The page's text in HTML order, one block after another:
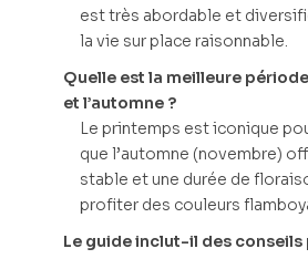
est très abordable et
la vie sur place raisonnable.
Quelle est la meilleure
et l’automne ?
Le printemps est iconique
que l’automne (novembre)
stable et une durée de
profiter des couleurs
Le guide inclut-il des